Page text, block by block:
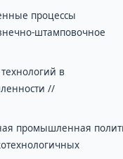
процессы
штамповочное
в
//
промышленная